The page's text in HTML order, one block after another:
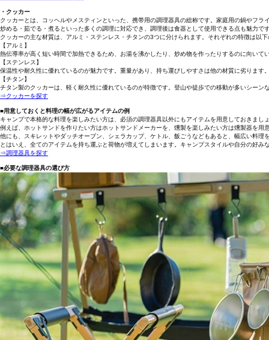
・クッカー
クッカーとは、コッヘルやメスティンといった、携帯用の調理器具の総称です。家庭用の鍋やフ
炒める・茹でる・煮るといった多くの調理に対応でき、調理後は食器として使用できる点も魅力で
クッカーの主な材質は、アルミ・ステンレス・チタンの3つに分けられます。それぞれの特徴は以
【アルミ】
熱伝導率が高く短い時間で加熱できるため、お湯を沸かしたり、炒め物を作ったりするのに向い
【ステンレス】
保温性や耐久性に優れているのが魅力です。重量があり、持ち運びしやすさは他の材質に劣りま
【チタン】
チタン製のクッカーは、軽く耐久性に優れているのが特徴です。登山や徒歩での移動が多いシー
⇒クッカーを探す
■用意しておくと料理の幅が広がるアイテムの例
キャンプで本格的な料理を楽しみたい方は、必須の調理器具以外にもアイテムを用意しておきまし
例えば、ホットサンドを作りたい方はホットサンドメーカーを、燻製を楽しみたい方は燻製器を用
他にも、スキレットやダッチオーブン、シェラカップ、ケトル、飯ごうなどもあると、幅広い料理
とはいえ、全てのアイテムを持ち運ぶと荷物が増えてしまいます。キャンプスタイルや自分の好
⇒調理器具を探す
■必要な調理器具の選び方